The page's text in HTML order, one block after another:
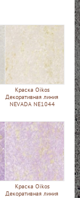
Краска Oikos
Декоративная линия
NEVADA NE1044
Краска Oikos
Декоративная линия